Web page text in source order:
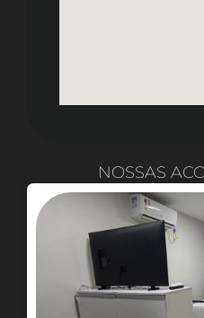
NOSSAS